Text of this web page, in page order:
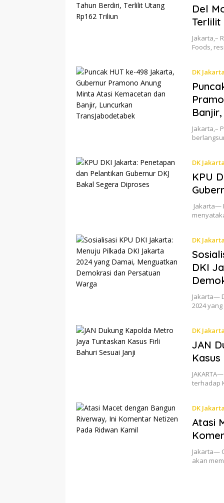
Del
Terlilit
Jakarta,–
Foods,
DK Jakarta
Jakarta,–
DK Jakarta
KPU
Jakarta—
DK Jakarta
DKI
Jakarta—
2024
DK Jakarta
JAN
terhadap
DK Jakarta
Atasi
Jakarta—
akan